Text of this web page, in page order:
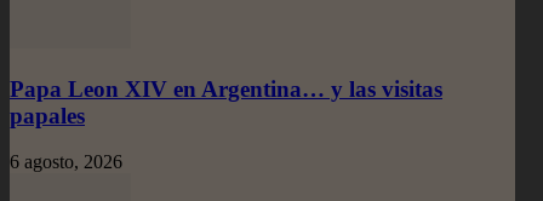
Papa Leon XIV en Argentina… y las visitas
papales
6 agosto, 2026